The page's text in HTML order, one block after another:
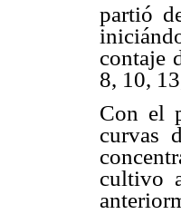
partió
contaje
8, 10,
Con el
curvas
cultivo